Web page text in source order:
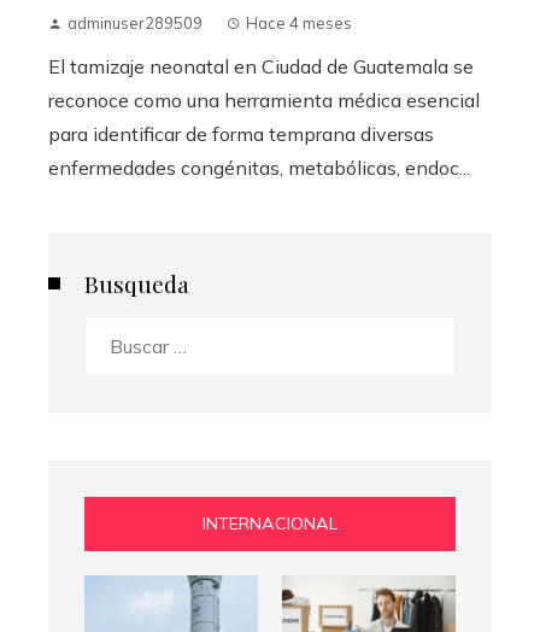
adminuser289509 Hace 4 meses
El tamizaje neonatal en Ciudad de Guatemala se
reconoce como una herramienta médica esencial
para identificar de forma temprana diversas
enfermedades congénitas, metabólicas, endoc...
Busqueda
INTERNACIONAL